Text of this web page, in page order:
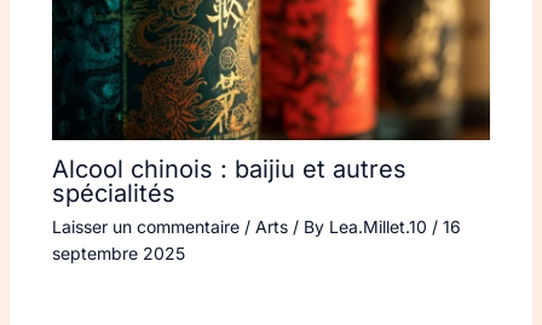
Alcool chinois : baijiu et autres
spécialités
Laisser un commentaire / Arts/ By Lea.Millet.10 / 16
septembre 2025